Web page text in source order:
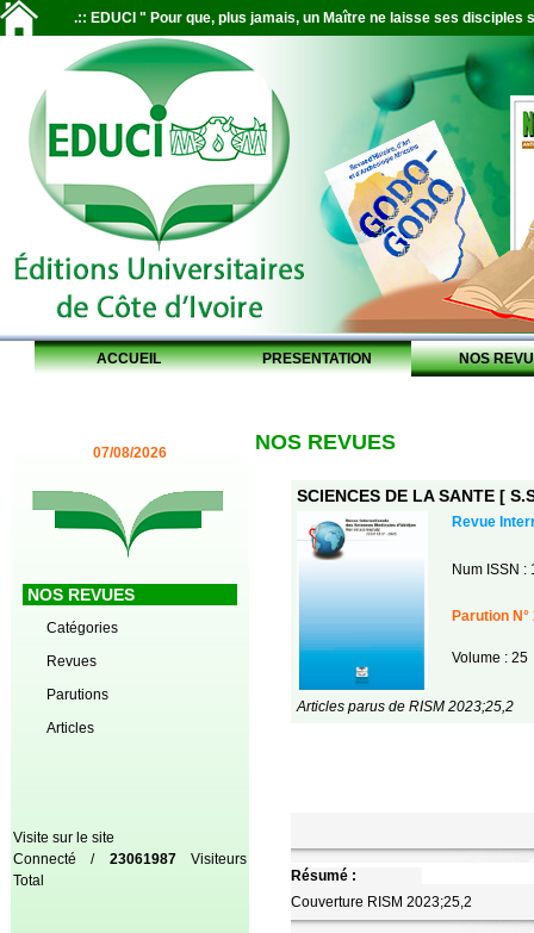
.:: EDUCI " Pour que, plus jamais, un Maître ne laisse ses disciples
ACCUEIL PRESENTATION NOS
07/08/2026
NOS REVUES
Catégories
Revues
Parutions
Articles
Visite sur le site
Connecté / 23061987Visiteurs
Total
NOS REVUES
SCIENCES DE LA SANTE [
Revue
Num ISSN :
Parution N°
Volume : 25
Articles parus de RISM 2023;25,2
Résumé :
Couverture RISM 2023;25,2